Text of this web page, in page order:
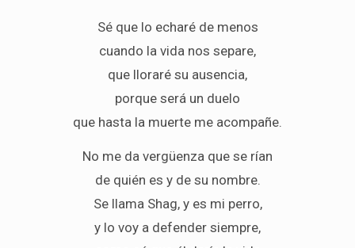
Sé que lo echaré de menos
cuando la vida nos separe,
que lloraré su ausencia,
porque será un duelo
que hasta la muerte me acompañe.
No me da vergüenza que se rían
de quién es y de su nombre.
Se llama Shag, y es mi perro,
y lo voy a defender siempre,